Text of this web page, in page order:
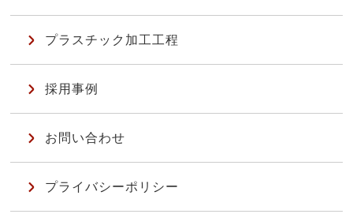
プラスチック加工工程
採用事例
お問い合わせ
プライバシーポリシー